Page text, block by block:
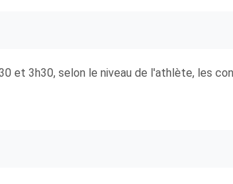
et 3h30, selon le niveau de l'athlète, les